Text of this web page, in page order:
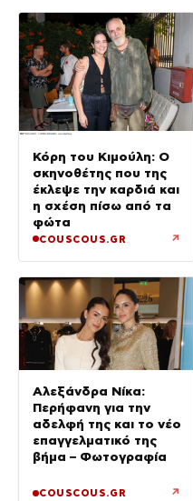
Κόρη του Κιμούλη: Ο
σκηνοθέτης που της
έκλεψε την καρδιά και
η σχέση πίσω από τα
φώτα
COUSCOUS.GR ↗
Αλεξάνδρα Νίκα:
Περήφανη για την
αδελφή της και το νέο
επαγγελματικό της
βήμα – Φωτογραφία
COUSCOUS.GR ↗